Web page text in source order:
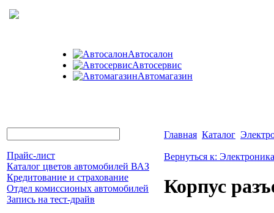
Автосалон
Автосервис
Автомагазин
Прайс-лист
Каталог цветов автомобилей ВАЗ
Кредитование и страхование
Отдел комиссионых автомобилей
Запись на тест-драйв
Главная Каталог
Вернуться к: Электроника
Корпус